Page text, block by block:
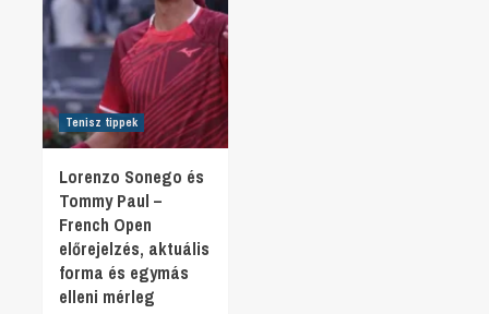
Tenisz tippek
Lorenzo Sonego és
Tommy Paul –
French Open
előrejelzés, aktuális
forma és egymás
elleni mérleg